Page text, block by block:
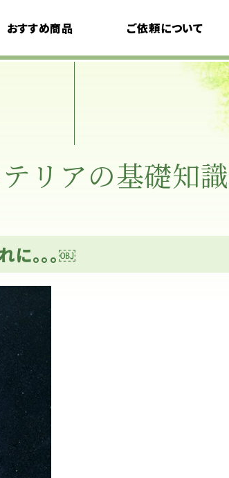
おすすめ商品 ご依頼について
デザインコンセプト
よくある質問
リアの基礎知識
。。。￼